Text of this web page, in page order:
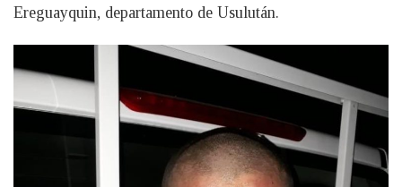
Ereguayquin, departamento de Usulután.